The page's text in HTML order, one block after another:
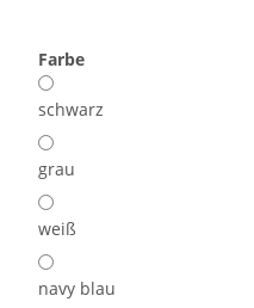
Farbe
schwarz
grau
weiß
navy blau